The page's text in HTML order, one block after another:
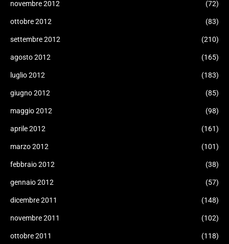
novembre 2012 (72)
ottobre 2012 (83)
settembre 2012 (210)
agosto 2012 (165)
luglio 2012 (183)
giugno 2012 (85)
maggio 2012 (98)
aprile 2012 (161)
marzo 2012 (101)
febbraio 2012 (38)
gennaio 2012 (57)
dicembre 2011 (148)
novembre 2011 (102)
ottobre 2011 (118)